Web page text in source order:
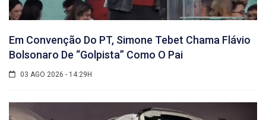
Em Convenção Do PT, Simone Tebet Chama Flávio
Bolsonaro De “golpista” Como O Pai
03 AGO 2026 - 14:29H